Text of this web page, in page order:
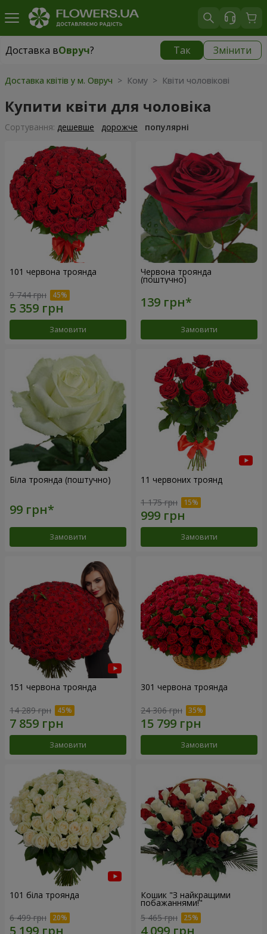
Доставка вОвруч? Так Змінити
Доставка вОвруч|
Доставка квітів у м. Овруч > Кому > Квіти чоловікові
Купити квіти для чоловіка
Сортування: дешевше дорожче популярні
101 червона троянда
9 744 грн
Замовити
Червона троянда
(поштучно)
Замовити
Біла троянда (поштучно)
Замовити
11 червоних троянд
1 175 грн
Замовити
151 червона троянда
14 289 грн
Замовити
301 червона троянда
24 306 грн
Замовити
101 біла троянда
6 499 грн
Кошик "З найкращими
побажаннями!"
5 465 грн